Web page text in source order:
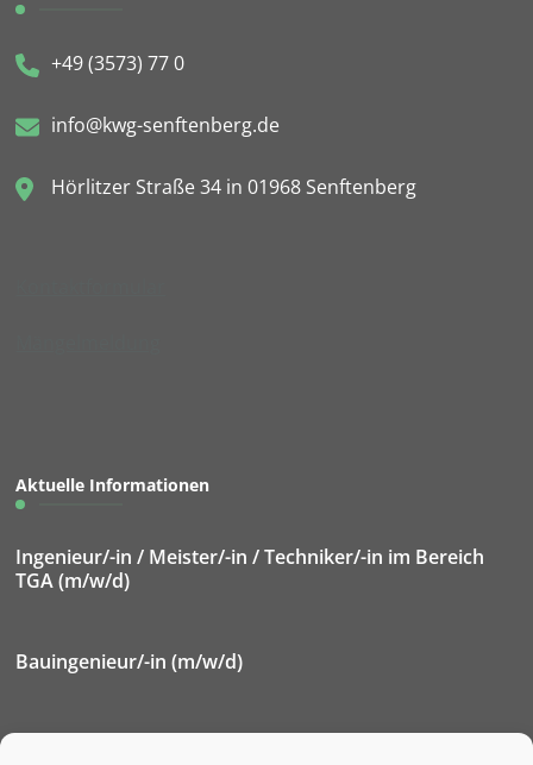
+49 (3573) 77 0
info@kwg-senftenberg.de
Hörlitzer Straße 34 in 01968 Senftenberg
Aktuelle Informationen
Ingenieur/-in / Meister/-in / Techniker/-in im Bereich
TGA (m/w/d)
Bauingenieur/-in (m/w/d)
Elektroniker/-in für Betriebstechnik (m/w/d)